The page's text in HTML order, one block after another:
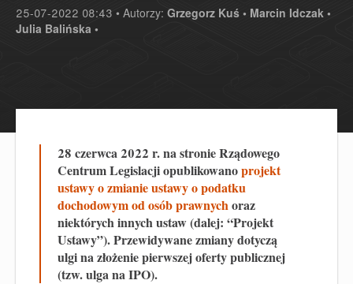
25-07-2022 08:43 • Autorzy: Grzegorz Kuś • Marcin Idczak •
Julia Balińska •
28 czerwca 2022 r. na stronie Rządowego
Centrum Legislacji opublikowanoprojekt
ustawy o zmianie ustawy o podatku
dochodowym od osób prawnychoraz
niektórych innych ustaw (dalej: “Projekt
Ustawy”). Przewidywane zmiany dotyczą
ulgi na złożenie pierwszej oferty publicznej
(tzw. ulga na IPO).